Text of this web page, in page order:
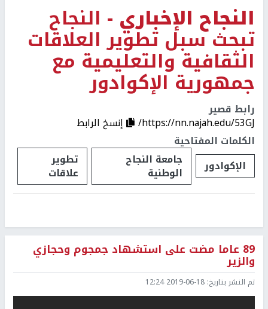
النجاح الإخباري - النجاح
تبحث سبل تطوير العلاقات
الثقافية والتعليمية مع
جمهورية الإكوادور
رابط قصير
https://nn.najah.edu/53GJ/
إنسخ الرابط
الكلمات المفتاحية
الإكوادور
جامعة النجاح
الوطنية
تطوير
علاقات
89 عاما مضت على استشهاد جمجوم وحجازي
والزير
تم النشر بتاريخ: 2019-06-18 12:24